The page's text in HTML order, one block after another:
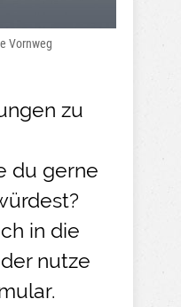
Vornweg
zu
du gerne
in die
nutze
.